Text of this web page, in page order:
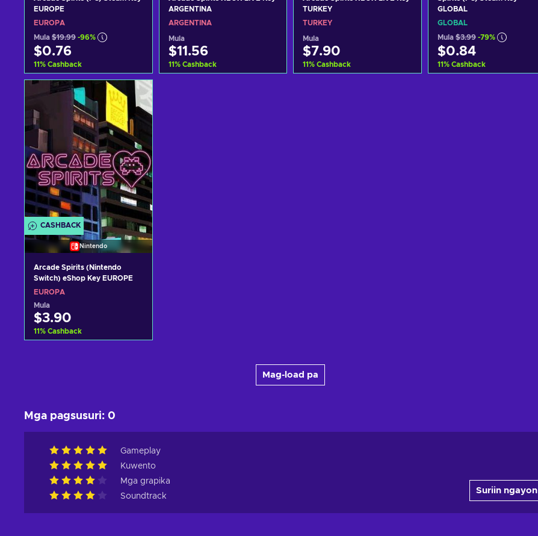
EUROPE
EUROPA
Mula $19.99 -96%
$0.76
11% Cashback
Idagdag sa kart
View offers
ARGENTINA
ARGENTINA
Mula
$11.56
11% Cashback
TURKEY
TURKEY
Mula
$7.90
11% Cashback
GLOBAL
GLOBAL
Mula $3.99 -79%
$0.84
11% Cashback
CASHBACK
Nintendo
Arcade Spirits (Nintendo
Switch) eShop Key EUROPE
EUROPA
Mula
$3.90
11% Cashback
Mag-load pa
Mga pagsusuri: 0
Gameplay
Kuwento
Mga grapika
Soundtrack
Suriin ngayon